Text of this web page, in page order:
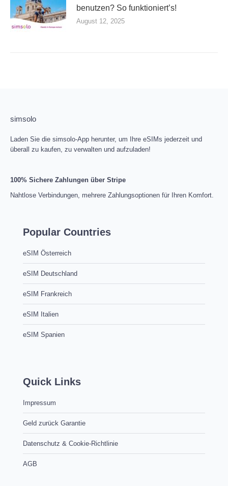
benutzen? So funktioniert’s!
August 12, 2025
simsolo
Laden Sie die simsolo-App herunter, um Ihre eSIMs jederzeit und
überall zu kaufen, zu verwalten und aufzuladen!
100% Sichere Zahlungen über Stripe
Nahtlose Verbindungen, mehrere Zahlungsoptionen für Ihren Komfort.
Popular Countries
eSIM Österreich
eSIM Deutschland
eSIM Frankreich
eSIM Italien
eSIM Spanien
Quick Links
Impressum
Geld zurück Garantie
Datenschutz & Cookie-Richtlinie
AGB